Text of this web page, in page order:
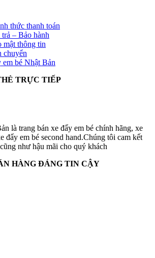
thức thanh toán
– Bảo hành
mật thông tin
chuyển
bé Nhật Bản
TRỰC TIẾP
là trang bán xe đẩy em bé chính hãng, xe
đẩy em bé second hand.Chúng tôi cam kết
như hậu mãi cho quý khách
HÀNG ĐÁNG TIN CẬY